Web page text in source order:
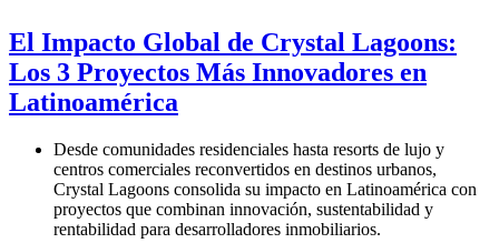
El Impacto Global de Crystal Lagoons:
Los 3 Proyectos Más Innovadores en
Latinoamérica
Desde comunidades residenciales hasta resorts de lujo y
centros comerciales reconvertidos en destinos urbanos,
Crystal Lagoons consolida su impacto en Latinoamérica con
proyectos que combinan innovación, sustentabilidad y
rentabilidad para desarrolladores inmobiliarios.